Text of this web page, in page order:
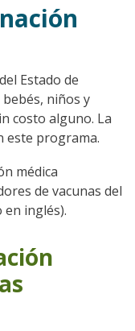
Estado de
niños y
costo alguno. La
este programa.
médica
de vacunas del
en inglés).